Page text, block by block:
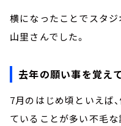
横になったことでスタ
山里さんでした。
去年の願い事を覚え
7月のはじめ頃といえば
ていることが多い不毛な